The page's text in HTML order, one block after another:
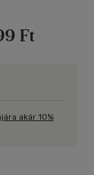
Ft
akár 10%